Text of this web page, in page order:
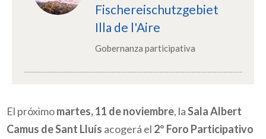
Fischereischutzgebiet
Illa de l'Aire
Gobernanza participativa
El próximomartes, 11 de noviembre, laSala Albert
Camus de Sant Lluís acogerá el 2º Foro Participativo